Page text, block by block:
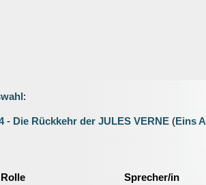
:
- Die Rückkehr der JULES VERNE (Eins A
Rolle Sprecher/in